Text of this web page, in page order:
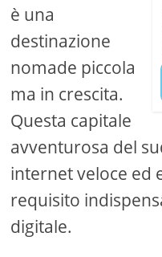
è una
destinazione
nomade piccola
ma in crescita.
Questa capitale
avventurosa del
internet veloce ed
requisito
digitale.